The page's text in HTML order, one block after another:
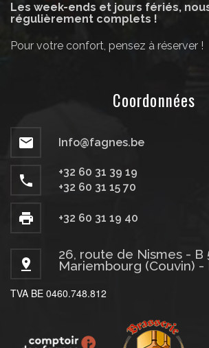
Les week-ends et jours fériés,
régulièrement complets !
Pour votre confort, pensez à réserver !
Coordonnées
Info@fagnes.be
+32 60 31 39 19
+32 60 31 15 70
+32 60 31 19 40
26, route de Nismes - B
Mariembourg (Couvin) -
TVA BE 0460.748.812